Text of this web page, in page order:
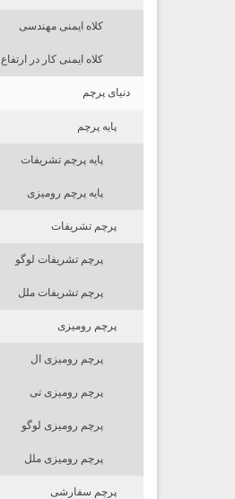
کلاه ایمنی مهندسی
کلاه ایمنی کار در ارتفاع
دنیای پرچم
پایه پرچم
پایه پرچم تشریفات
پایه پرچم رومیزی
پرچم تشریفات
پرچم تشریفات لوگو
پرچم تشریفات ملل
پرچم رومیزی
پرچم رومیزی ال
پرچم رومیزی تی
پرچم رومیزی لوگو
پرچم رومیزی ملل
پرچم سفارشی